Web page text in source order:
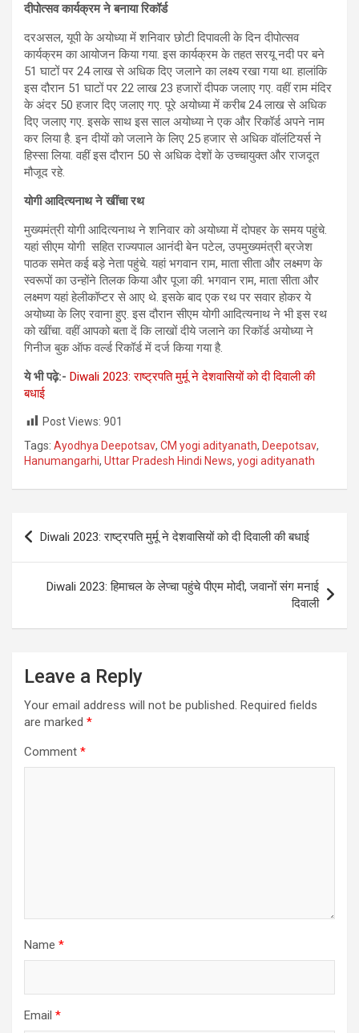
दीपोत्सव कार्यक्रम ने बनाया रिकॉर्ड
दरअसल, यूपी के अयोध्या में शनिवार छोटी दिपावली के दिन दीपोत्सव
कार्यक्रम का आयोजन किया गया. इस कार्यक्रम के तहत सरयू नदी पर बने
51 घाटों पर 24 लाख से अधिक दिए जलाने का लक्ष्य रखा गया था. हालांकि
इस दौरान 51 घाटों पर 22 लाख 23 हजारों दीपक जलाए गए. वहीं राम मंदिर
के अंदर 50 हजार दिए जलाए गए. पूरे अयोध्या में करीब 24 लाख से अधिक
दिए जलाए गए. इसके साथ इस साल अयोध्या ने एक और रिकॉर्ड अपने नाम
कर लिया है. इन दीयों को जलाने के लिए 25 हजार से अधिक वॉलंटियर्स ने
हिस्‍सा लिया. वहीं इस दौरान 50 से अधिक देशों के उच्चायुक्त और राजदूत
मौजूद रहे.
योगी आदित्यनाथ ने खींचा रथ
मुख्यमंत्री योगी आदित्यनाथ ने शनिवार को अयोध्या में दोपहर के समय पहुंचे.
यहां सीएम योगी सहित राज्यपाल आनंदी बेन पटेल, उपमुख्यमंत्री ब्रजेश
पाठक समेत कई बड़े नेता पहुंचे. यहां भगवान राम, माता सीता और लक्ष्मण के
स्वरूपों का उन्होंने तिलक किया और पूजा की. भगवान राम, माता सीता और
लक्ष्मण यहां हेलीकॉप्टर से आए थे. इसके बाद एक रथ पर सवार होकर ये
अयोध्या के लिए रवाना हुए. इस दौरान सीएम योगी आदित्यनाथ ने भी इस रथ
को खींचा. वहीं आपको बता दें कि लाखों दीये जलाने का रिकॉर्ड अयोध्या ने
गिनीज बुक ऑफ वर्ल्ड रिकॉर्ड में दर्ज किया गया है.
ये भी पढ़े:- Diwali 2023: राष्ट्रपति मुर्मू ने देशवासियों को दी दिवाली की
बधाई
Post Views: 901
Tags: Ayodhya Deepotsav, CM yogi adityanath, Deepotsav,
Hanumangarhi, Uttar Pradesh Hindi News, yogi adityanath
Post
navigation
Diwali 2023: राष्ट्रपति मुर्मू ने देशवासियों को दी दिवाली की बधाई
Diwali 2023: हिमाचल के लेप्चा पहुंचे पीएम मोदी, जवानों संग मनाई
दिवाली
Leave a Reply
Your email address will not be published. Required fields
are marked *
Comment *
Name *
Email *